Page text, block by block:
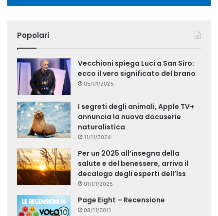
Popolari
Vecchioni spiega Luci a San Siro:
ecco il vero significato del brano
05/01/2025
I segreti degli animali, Apple TV+
annuncia la nuova docuserie
naturalistica
11/11/2024
Per un 2025 all’insegna della
salute e del benessere, arriva il
decalogo degli esperti dell’Iss
01/01/2025
Page Eight – Recensione
08/11/2011